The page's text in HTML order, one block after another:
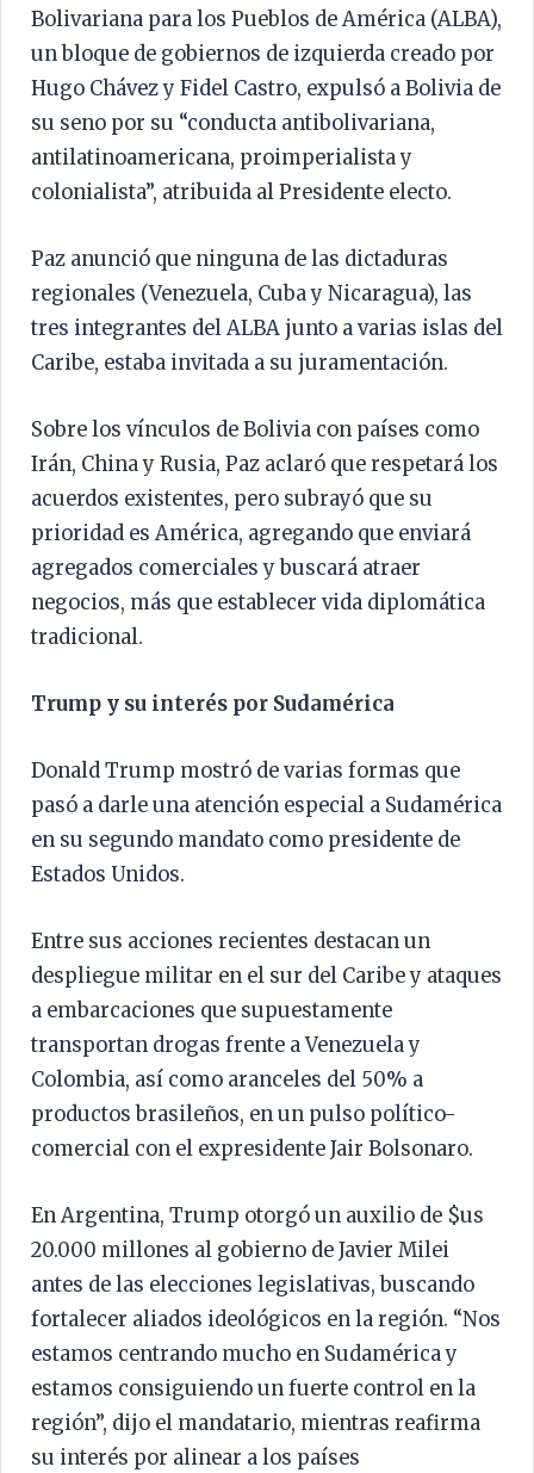
Bolivariana para los Pueblos de América (ALBA),
un bloque de gobiernos de izquierda creado por
Hugo Chávez y Fidel Castro, expulsó a Bolivia de
su seno por su “conducta antibolivariana,
antilatinoamericana, proimperialista y
colonialista”, atribuida al Presidente electo.
Paz anunció que ninguna de las dictaduras
regionales (Venezuela, Cuba y Nicaragua), las
tres integrantes del ALBA junto a varias islas del
Caribe, estaba invitada a su juramentación.
Sobre los vínculos de Bolivia con países como
Irán, China y Rusia, Paz aclaró que respetará los
acuerdos existentes, pero subrayó que su
prioridad es América, agregando que enviará
agregados comerciales y buscará atraer
negocios, más que establecer vida diplomática
tradicional.
Trump y su interés por Sudamérica
Donald Trump mostró de varias formas que
pasó a darle una atención especial a Sudamérica
en su segundo mandato como presidente de
Estados Unidos.
Entre sus acciones recientes destacan un
despliegue militar en el sur del Caribe y ataques
a embarcaciones que supuestamente
transportan drogas frente a Venezuela y
Colombia, así como aranceles del 50% a
productos brasileños, en un pulso político-
comercial con el expresidente Jair Bolsonaro.
En Argentina, Trump otorgó un auxilio de $us
20.000 millones al gobierno de Javier Milei
antes de las elecciones legislativas, buscando
fortalecer aliados ideológicos en la región. “Nos
estamos centrando mucho en Sudamérica y
estamos consiguiendo un fuerte control en la
región”, dijo el mandatario, mientras reafirma
su interés por alinear a los países